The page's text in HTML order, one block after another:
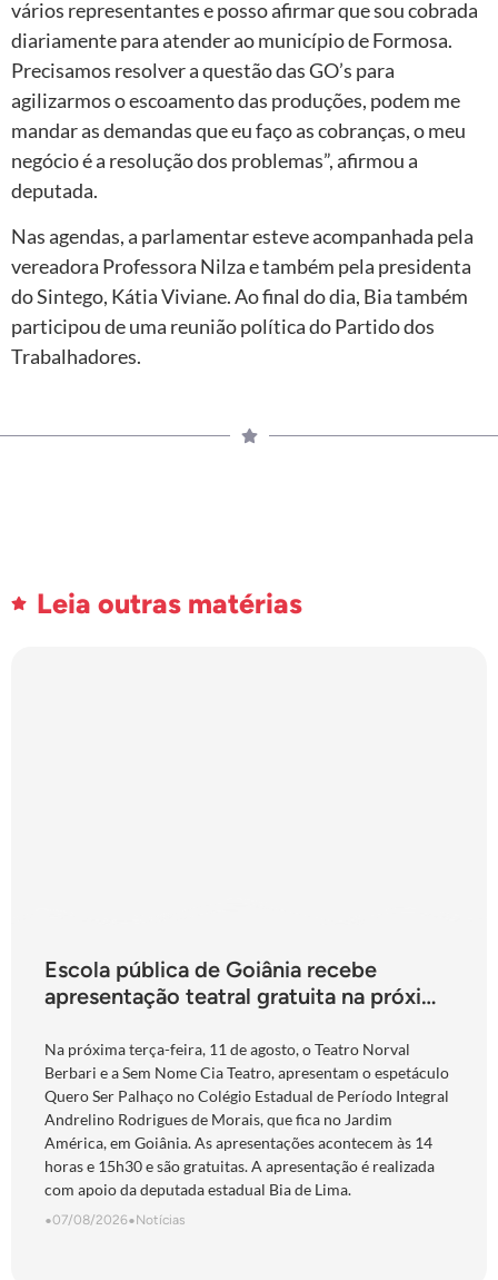
vários representantes e posso afirmar que sou cobrada
diariamente para atender ao município de Formosa.
Precisamos resolver a questão das GO’s para
agilizarmos o escoamento das produções, podem me
mandar as demandas que eu faço as cobranças, o meu
negócio é a resolução dos problemas”, afirmou a
deputada.
Nas agendas, a parlamentar esteve acompanhada pela
vereadora Professora Nilza e também pela presidenta
do Sintego, Kátia Viviane. Ao final do dia, Bia também
participou de uma reunião política do Partido dos
Trabalhadores.
Leia outras matérias
Escola pública de Goiânia recebe
apresentação teatral gratuita na próxima
Na próxima terça-feira, 11 de agosto, o Teatro Norval
Berbari e a Sem Nome Cia Teatro, apresentam o espetáculo
Quero Ser Palhaço no Colégio Estadual de Período Integral
Andrelino Rodrigues de Morais, que fica no Jardim
América, em Goiânia. As apresentações acontecem às 14
horas e 15h30 e são gratuitas. A apresentação é realizada
com apoio da deputada estadual Bia de Lima.
•07/08/2026•Notícias